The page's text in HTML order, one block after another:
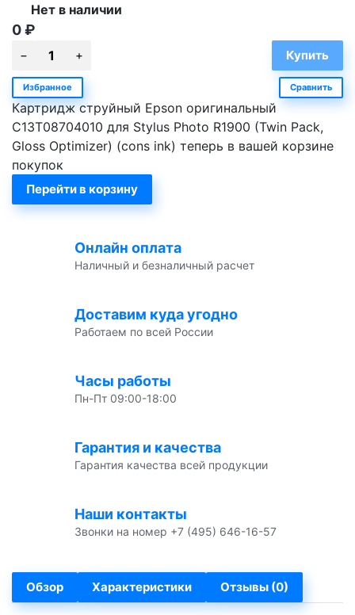
Нет в наличии
0₽
Избранное Сравнить
Картридж струйный Epson оригинальный
C13T08704010 для Stylus Photo R1900 (Twin Pack,
Gloss Optimizer) (cons ink) теперь в вашей корзине
покупок
Перейти в корзину
Онлайн оплата
Наличный и безналичный расчет
Доставим куда угодно
Работаем по всей России
Часы работы
Пн-Пт 09:00-18:00
Гарантия и качества
Гарантия качества всей продукции
Наши контакты
Звонки на номер +7 (495) 646-16-57
Обзор Характеристики Отзывы (0)